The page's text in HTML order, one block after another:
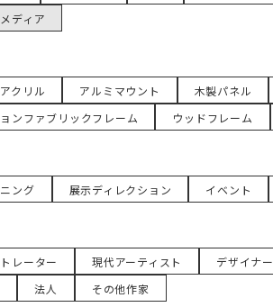
ディア
クリル アルミマウント 木製パネル
ンファブリックフレーム
ウッドフレーム
ング 展示ディレクション イベント
レーター 現代アーティスト デザイナー
法人 その他作家